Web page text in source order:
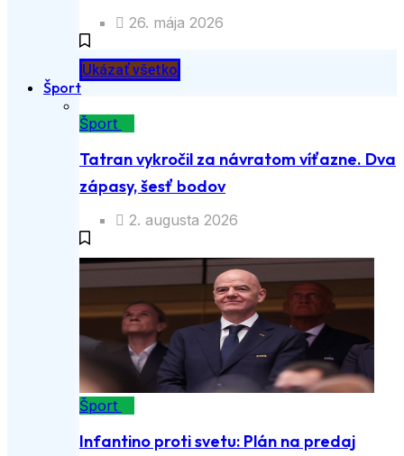
26. mája 2026
Ukázať všetko
Šport
Šport
Tatran vykročil za návratom víťazne. Dva
zápasy, šesť bodov
2. augusta 2026
Šport
Infantino proti svetu: Plán na predaj